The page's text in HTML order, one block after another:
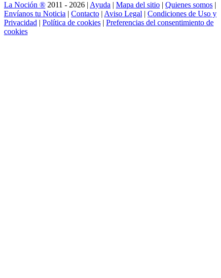
La Noción ® 2011 - 2026 | Ayuda | Mapa del sitio | Quienes somos |
Envíanos tu Noticia | Contacto | Aviso Legal | Condiciones de Uso y
Privacidad | Política de cookies | Preferencias del consentimiento de
cookies